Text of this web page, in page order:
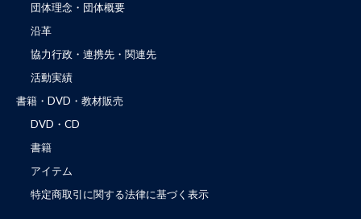
団体理念・団体概要
沿革
協力行政・連携先・関連先
活動実績
書籍・DVD・教材販売
DVD・CD
書籍
アイテム
特定商取引に関する法律に基づく表示